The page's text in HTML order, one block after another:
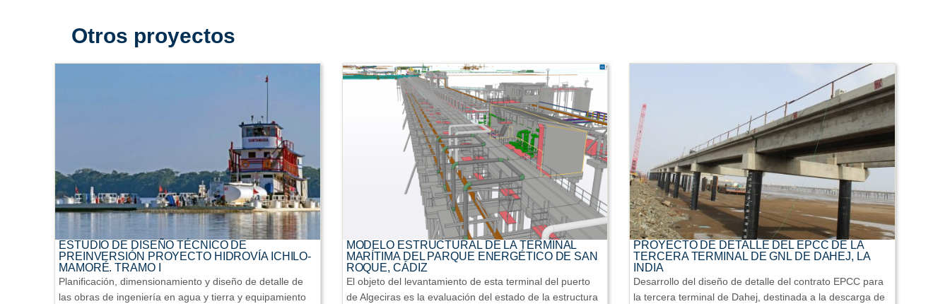
Otros proyectos
ESTUDIO DE DISEÑO TÉCNICO DE
PREINVERSIÓN PROYECTO HIDROVÍA ICHILO-
MAMORÉ. TRAMO I
Planificación, dimensionamiento y diseño de detalle de
las obras de ingeniería en agua y tierra y equipamiento
MODELO ESTRUCTURAL DE LA TERMINAL
MARÍTIMA DEL PARQUE ENERGÉTICO DE SAN
ROQUE, CÁDIZ
El objeto del levantamiento de esta terminal del puerto
de Algeciras es la evaluación del estado de la estructura
PROYECTO DE DETALLE DEL EPCC DE LA
TERCERA TERMINAL DE GNL DE DAHEJ, LA
INDIA
Desarrollo del diseño de detalle del contrato EPCC para
la tercera terminal de Dahej, destinada a la descarga de